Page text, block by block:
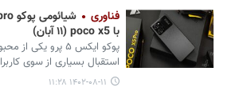
فناوری
با poco x5 (۱۱ آبان)
پوکو ایکس ۵ پرو
استقبال بسیاری از سوی
۱۴۰۲-۰۸-۱۱ ۱۱:۲۸